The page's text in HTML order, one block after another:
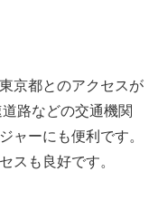
京都とのアクセスが
路などの交通機関
ャーにも便利です。
スも良好です。